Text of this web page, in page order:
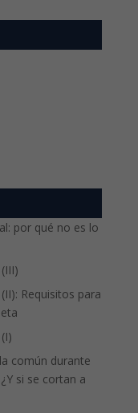
por qué no es lo
Requisitos para
común durante
si se cortan a